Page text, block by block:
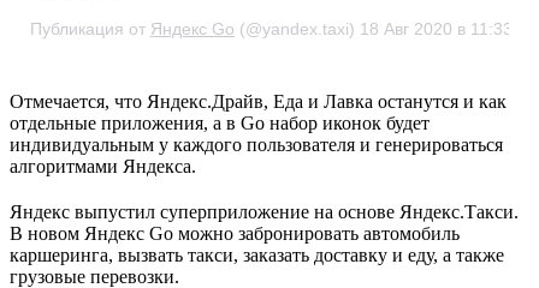
Публикация от Яндекс Go (@yandex.taxi) 18 Авг 2020 в 11:33
Отмечается, что Яндекс.Драйв, Еда и Лавка останутся и как
отдельные приложения, а в Go набор иконок будет
индивидуальным у каждого пользователя и генерироваться
алгоритмами Яндекса.
Яндекс выпустил суперприложение на основе Яндекс.Такси.
В новом Яндекс Go можно забронировать автомобиль
каршеринга, вызвать такси, заказать доставку и еду, а также
грузовые перевозки.